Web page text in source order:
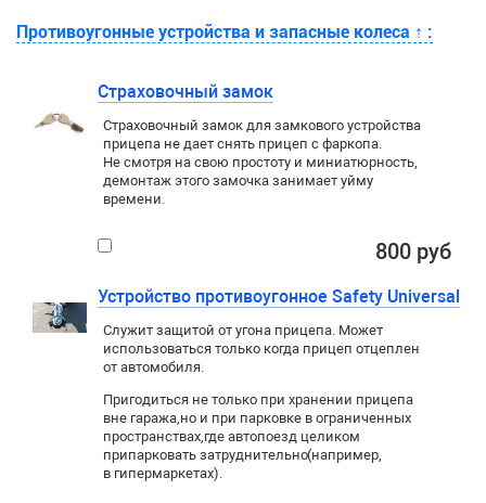
Противоугонные устройства и запасные колеса ↑ :
Страховочный замок
Страховочный замок для замкового устройства
прицепа не дает снять прицеп с фаркопа.
Не смотря на свою простоту и миниатюрность,
демонтаж этого замочка занимает уйму
времени.
800 руб
Устройство противоугонное Safety Universal
Служит защитой от угона прицепа. Может
использоваться только когда прицеп отцеплен
от автомобиля.
Пригодиться не только при хранении прицепа
вне гаража,но и при парковке в ограниченных
пространствах,где автопоезд целиком
припарковать затруднительно(например,
в гипермаркетах).